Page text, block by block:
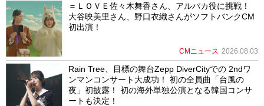
＝ＬＯＶＥ佐々木舞香さん、アルパカ役に挑戦！
大谷映美里さん、野口衣織さんがソフトバンクCM
初出演！
CMニュース 2026.08.03
Rain Tree、目標の舞台Zepp DiverCityでの 2ndワ
ンマンコンサート大成功！ 初の全員曲「台風の
夜」初披露！ 初の海外単独公演となる韓国コンサ
ートも決定！